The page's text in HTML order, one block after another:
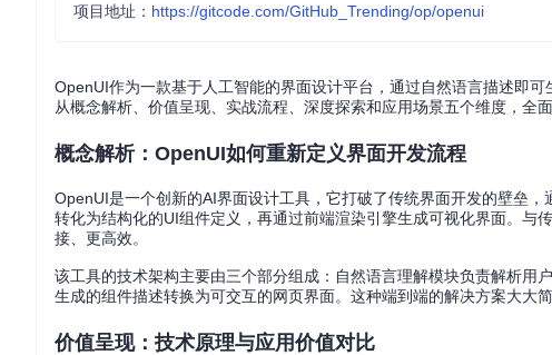
项目地址： https://gitcode.com/GitHub_Trending/op/openui
OpenUI作为一款基于人工智能的界面设计平台，通过自然语言描述即
从概念解析、价值呈现、实战流程、深度探索和应用场景五个维度，全
概念解析：OpenUI如何重新定义界面开发流程
OpenUI是一个创新的AI界面设计工具，它打破了传统界面开发的壁垒
转化为结构化的UI组件定义，再通过前端渲染引擎生成可视化界面。与
接、更高效。
该工具的技术架构主要由三个部分组成：自然语言理解模块负责解析用
生成的组件描述转换为可交互的网页界面。这种端到端的解决方案大大
价值呈现：技术原理与应用价值对比